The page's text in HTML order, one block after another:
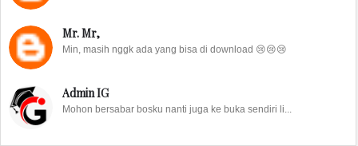
Mr. Mr,
Min, masih nggk ada yang bisa di download 😢😢😢
Admin IG
Mohon bersabar bosku nanti juga ke buka sendiri li...